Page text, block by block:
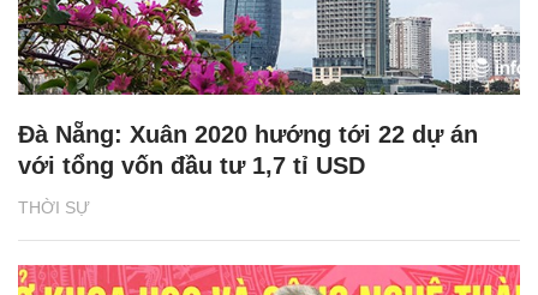
THỜI SỰ
Đà Nẵng: Xuân 2020 hướng tới 22 dự án
với tổng vốn đầu tư 1,7 tỉ USD